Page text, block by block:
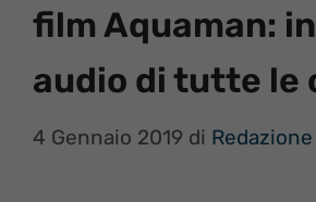
film Aquaman:
audio di tutte le
4 Gennaio 2019 di Redazione